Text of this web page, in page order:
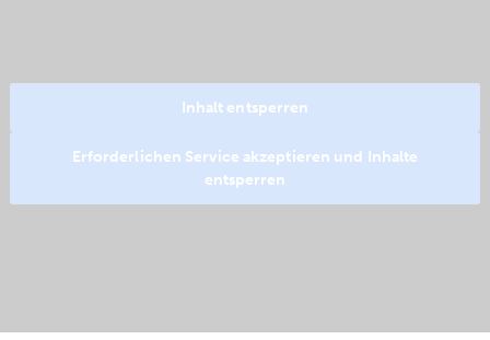
Inhalt entsperren
Erforderlichen Service akzeptieren und Inhalte
entsperren